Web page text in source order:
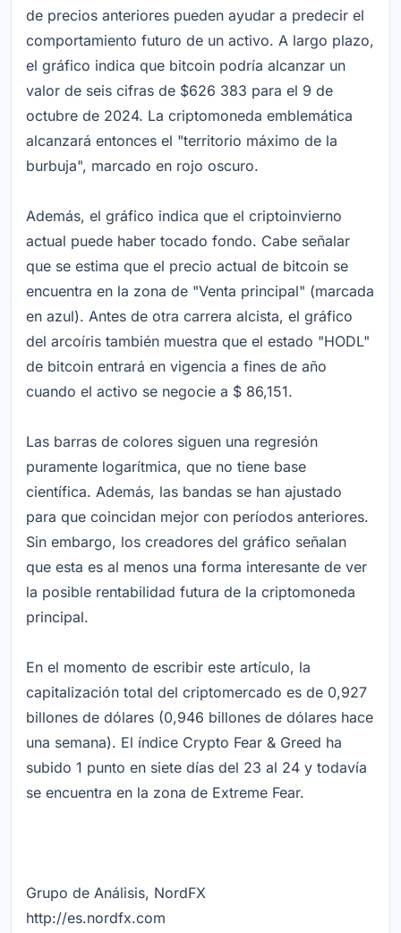
de precios anteriores pueden ayudar a predecir el
comportamiento futuro de un activo. A largo plazo,
el gráfico indica que bitcoin podría alcanzar un
valor de seis cifras de $626 383 para el 9 de
octubre de 2024. La criptomoneda emblemática
alcanzará entonces el "territorio máximo de la
burbuja", marcado en rojo oscuro.
Además, el gráfico indica que el criptoinvierno
actual puede haber tocado fondo. Cabe señalar
que se estima que el precio actual de bitcoin se
encuentra en la zona de "Venta principal" (marcada
en azul). Antes de otra carrera alcista, el gráfico
del arcoíris también muestra que el estado "HODL"
de bitcoin entrará en vigencia a fines de año
cuando el activo se negocie a $ 86,151.
Las barras de colores siguen una regresión
puramente logarítmica, que no tiene base
científica. Además, las bandas se han ajustado
para que coincidan mejor con períodos anteriores.
Sin embargo, los creadores del gráfico señalan
que esta es al menos una forma interesante de ver
la posible rentabilidad futura de la criptomoneda
principal.
En el momento de escribir este artículo, la
capitalización total del criptomercado es de 0,927
billones de dólares (0,946 billones de dólares hace
una semana). El índice Crypto Fear & Greed ha
subido 1 punto en siete días del 23 al 24 y todavía
se encuentra en la zona de Extreme Fear.
Grupo de Análisis, NordFX
http://es.nordfx.com